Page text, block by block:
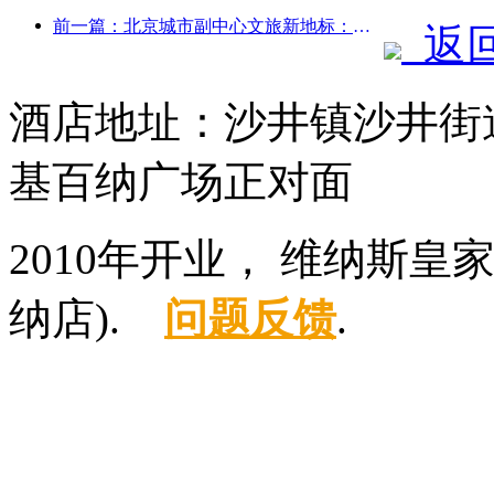
前一篇：北京城市副中心文旅新地标：顶点公园将于今年正式亮相
返
酒店地址：沙井镇沙井
基百纳广场正对面
2010年开业， 维纳斯皇
纳店). 问题反馈.